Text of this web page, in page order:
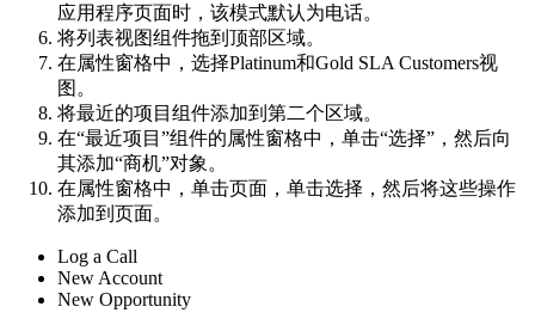
应用程序页面时，该模式默认为电话。
将列表视图组件拖到顶部区域。
在属性窗格中，选择Platinum和Gold SLA Customers视
图。
将最近的项目组件添加到第二个区域。
在“最近项目”组件的属性窗格中，单击“选择”，然后向
其添加“商机”对象。
在属性窗格中，单击页面，单击选择，然后将这些操作
添加到页面。
Log a Call
New Account
New Opportunity